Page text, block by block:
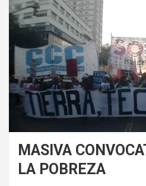
MASIVA
LA POBREZA